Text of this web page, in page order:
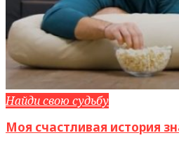
Найди свою судьбу
Моя счастливая история